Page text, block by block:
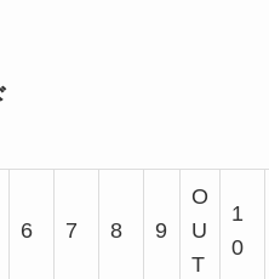
6 7 8 9
O
U
T
1
0